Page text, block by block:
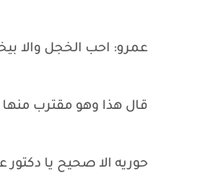
عمرو: احب الخجل والا
قال هذا وهو مقترب منها
حوريه الا صحيح يا